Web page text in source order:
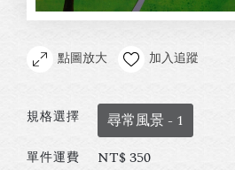
點圖放大 加入追蹤
規格選擇 尋常風景 - 1
單件運費 NT$350